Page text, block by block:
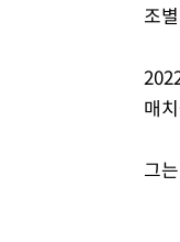
조
매
그